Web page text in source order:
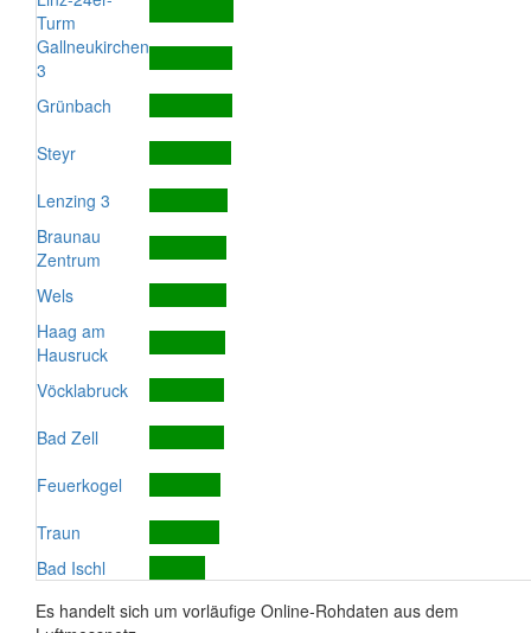
Turm
Gallneukirchen
3
Grünbach
Steyr
Lenzing 3
Braunau
Zentrum
Wels
Haag am
Hausruck
Vöcklabruck
Bad Zell
Feuerkogel
Traun
Bad Ischl
Es handelt sich um vorläufige Online-Rohdaten aus dem